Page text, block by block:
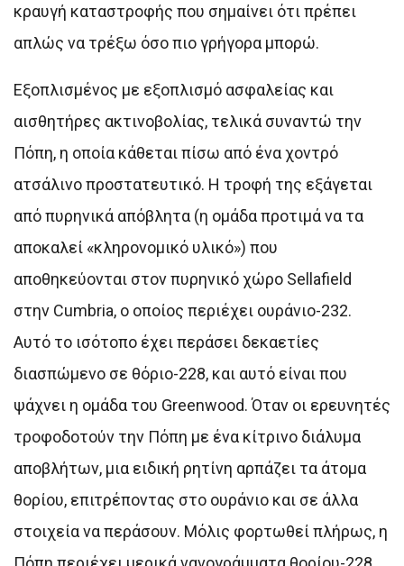
κραυγή καταστροφής που σημαίνει ότι πρέπει
απλώς να τρέξω όσο πιο γρήγορα μπορώ.
Εξοπλισμένος με εξοπλισμό ασφαλείας και
αισθητήρες ακτινοβολίας, τελικά συναντώ την
Πόπη, η οποία κάθεται πίσω από ένα χοντρό
ατσάλινο προστατευτικό. Η τροφή της εξάγεται
από πυρηνικά απόβλητα (η ομάδα προτιμά να τα
αποκαλεί «κληρονομικό υλικό») που
αποθηκεύονται στον πυρηνικό χώρο Sellafield
στην Cumbria, ο οποίος περιέχει ουράνιο-232.
Αυτό το ισότοπο έχει περάσει δεκαετίες
διασπώμενο σε θόριο-228, και αυτό είναι που
ψάχνει η ομάδα του Greenwood. Όταν οι ερευνητές
τροφοδοτούν την Πόπη με ένα κίτρινο διάλυμα
αποβλήτων, μια ειδική ρητίνη αρπάζει τα άτομα
θορίου, επιτρέποντας στο ουράνιο και σε άλλα
στοιχεία να περάσουν. Μόλις φορτωθεί πλήρως, η